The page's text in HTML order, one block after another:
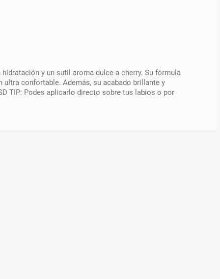
y un sutil aroma dulce a cherry. Su fórmula
confortable. Además, su acabado brillante y
TIP: Podes aplicarlo directo sobre tus labios o por